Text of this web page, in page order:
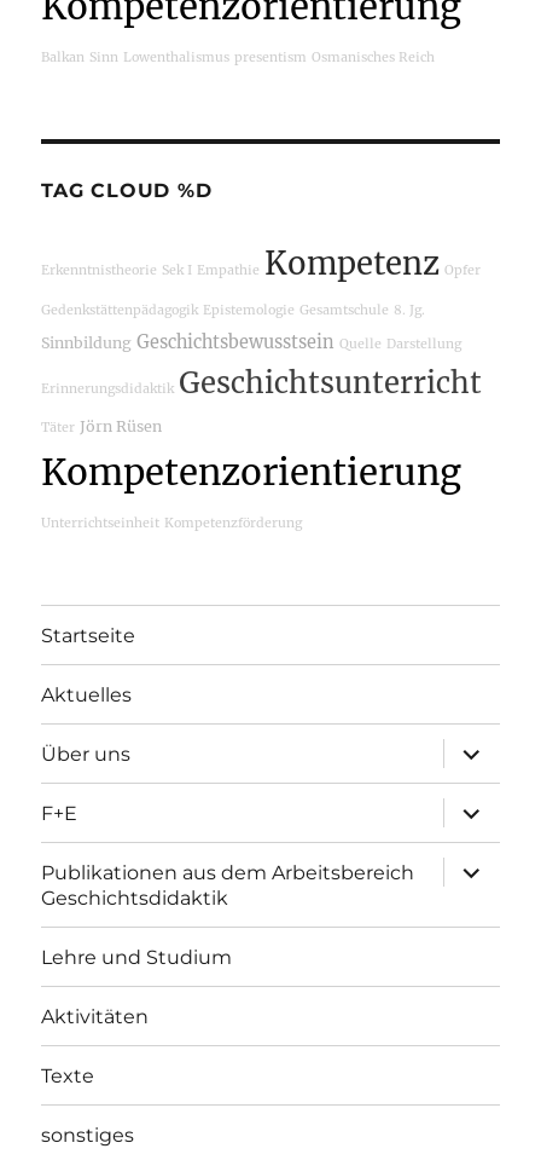
Balkan Sinn Lowenthalismus presentism Osmanisches Reich
TAG CLOUD %D
Erkenntnistheorie Sek I Empathie Kompetenz Opfer
Gedenkstättenpädagogik Epistemologie Gesamtschule 8. Jg.
Sinnbildung Geschichtsbewusstsein Quelle Darstellung
Erinnerungsdidaktik Geschichtsunterricht
Täter Jörn Rüsen
Kompetenzorientierung
Unterrichtseinheit Kompetenzförderung
Startseite
Aktuelles
Über uns
öffnen
F+E
öffnen
Publikationen aus dem Arbeitsbereich
Geschichtsdidaktik
öffnen
Lehre und Studium
Aktivitäten
Texte
sonstiges